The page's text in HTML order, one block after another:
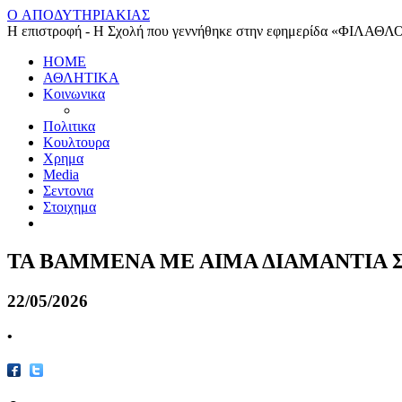
O ΑΠΟΔΥΤΗΡΙΑΚΙΑΣ
Η επιστροφή - Η Σχολή που γεννήθηκε στην εφημερίδα
HOME
ΑΘΛΗΤΙΚΑ
Κοινωνικα
Πολιτικα
Κουλτουρα
Χρημα
Media
Σεντονια
Στοιχημα
ΤΑ ΒΑΜΜΕΝΑ ΜΕ ΑΙΜΑ ΔΙΑΜΑΝΤΙΑ
22/05/2026
•